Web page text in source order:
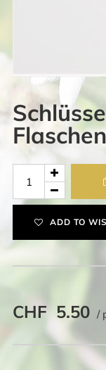
Schlüsselanhänger
ADD TO
CHF 5.50 /